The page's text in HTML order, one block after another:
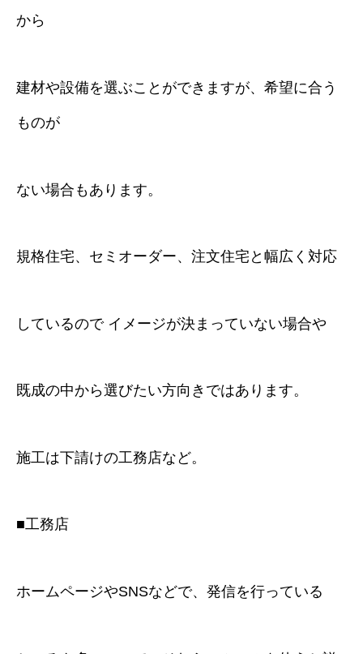
から
建材や設備を選ぶことができますが、希望に合う
ものが
ない場合もあります。
規格住宅、セミオーダー、注文住宅と幅広く対応
しているので イメージが決まっていない場合や
既成の中から選びたい方向きではあります。
施工は下請けの工務店など。
■工務店
ホームページやSNSなどで、発信を行っている